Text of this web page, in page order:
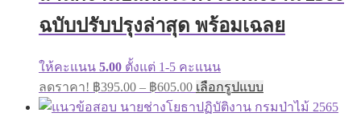
chosen
on
the
ฉบับปรับปรุงล่าสุด พร้อมเฉลย
ให้คะแนน 5.00 ตั้งแต่ 1-5 คะแนน
ลดราคา! ฿395.00 – ฿605.00Price
range:
฿395.00
เลือกรูปแบบ
product
has